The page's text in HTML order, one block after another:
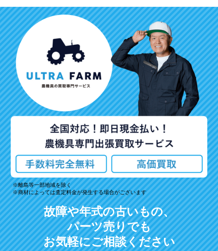
離島等一部地域を除く
商材によっては査定料金が発生する場合がございます
故障や年式の古いもの、
パーツ売りでも
お気軽にご相談ください